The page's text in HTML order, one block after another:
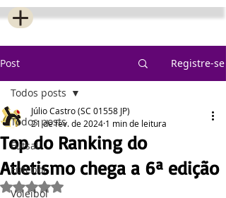
Post Registre-se
Todos posts
Futsal
Futebol
Voleibol
Todos posts
Top do Ranking do
Atletismo chega a 6ª edição
Júlio Castro (SC 01558 JP)
21 de fev. de 2024 1 min de leitura
Avaliado com NaN de 5 estrelas.